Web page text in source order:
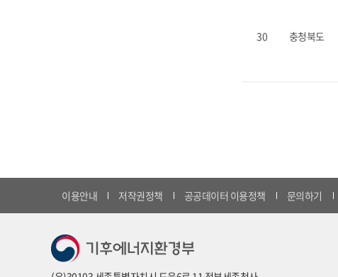
30 충청북도
이용안내 저작권정책 공공데이터 이용정책 문의하기